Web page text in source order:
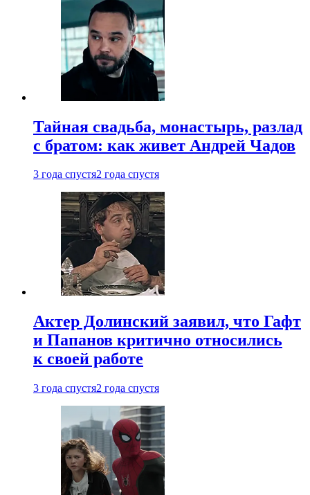
Тайная свадьба, монастырь, разлад
с братом: как живет Андрей Чадов
3 года спустя2 года спустя
Актер Долинский заявил, что Гафт
и Папанов критично относились
к своей работе
3 года спустя2 года спустя